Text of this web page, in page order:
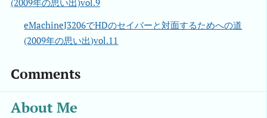
(2009年の思い出)vol.9
eMachineJ3206でHDのセイバーと対面するためへの道
(2009年の思い出)vol.11
Comments
About Me